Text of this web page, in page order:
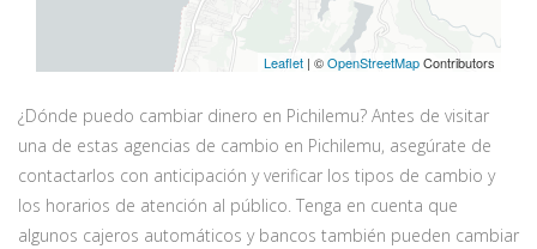
Leaflet | ©OpenStreetMapContributors
¿Dónde puedo cambiar dinero en Pichilemu? Antes de visitar
una de estas agencias de cambio en Pichilemu, asegúrate de
contactarlos con anticipación y verificar los tipos de cambio y
los horarios de atención al público. Tenga en cuenta que
algunos cajeros automáticos y bancos también pueden cambiar